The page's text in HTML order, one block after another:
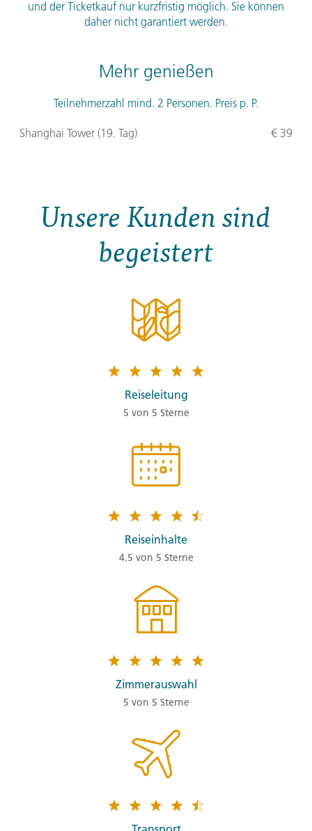
und der Ticketkauf nur kurzfristig möglich. Sie können
daher nicht garantiert werden.
Mehr genießen
Teilnehmerzahl mind. 2 Personen. Preis p. P.
Shanghai Tower (19. Tag) € 39
Unsere Kunden sind
begeistert
Reiseleitung
5 von 5 Sterne
Reiseinhalte
4.5 von 5 Sterne
Zimmerauswahl
5 von 5 Sterne